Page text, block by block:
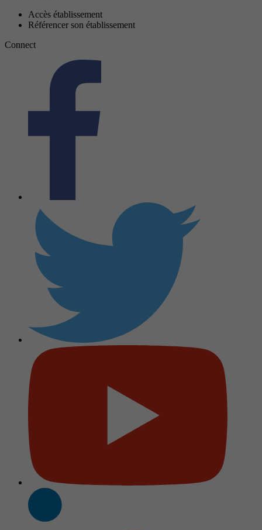
Accès établissement
Référencer son établissement
Connect